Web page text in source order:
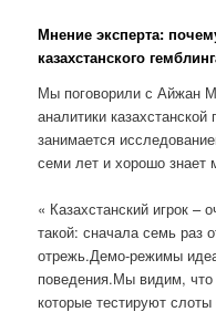
Мнение эксперта:
казахстанского
Мы поговорили с Айжан
аналитики
занимается
семи лет и хорошо знает
« Казахстанский игрок –
такой: сначала семь раз
отрежь.Демо-режимы
поведения.Мы видим, что
которые тестируют